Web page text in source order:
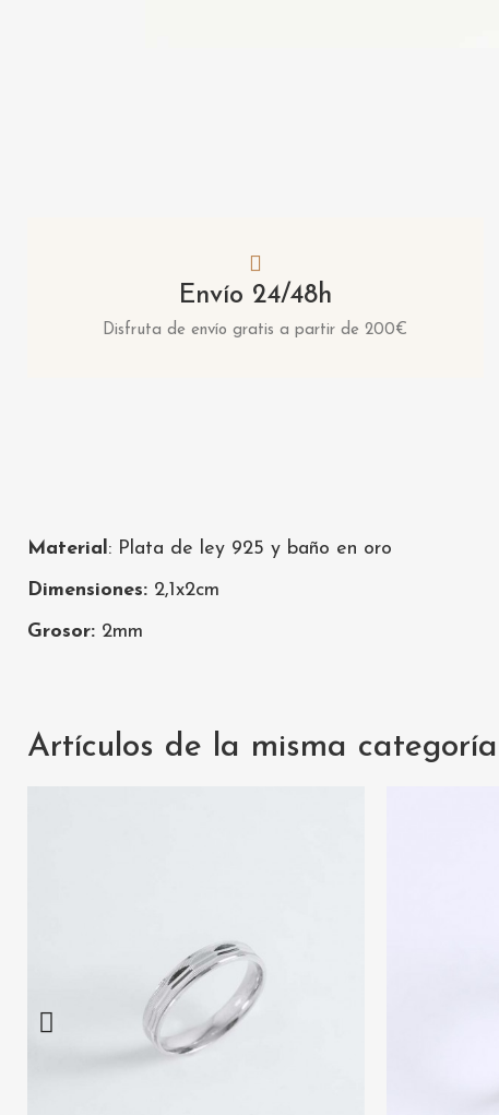
Envío 24/48h
Disfruta de envío gratis a partir de 200€
Material : Plata de ley 925 y baño en oro
Dimensiones: 2,1x2cm
Grosor: 2mm
Artículos de la misma categoría